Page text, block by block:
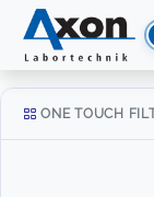
ONE TOUCH